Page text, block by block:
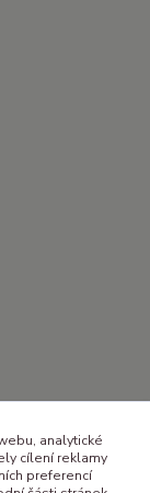
analytické
cílení reklamy
preferencí